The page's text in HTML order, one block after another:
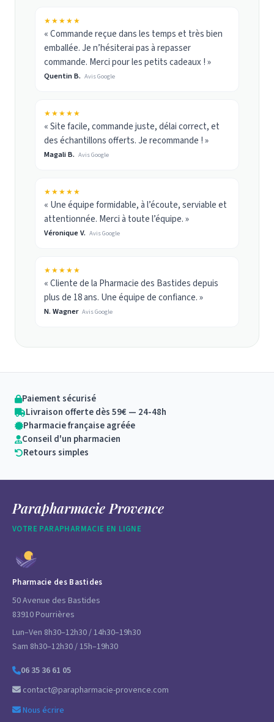
★★★★★
« Commande reçue dans les temps et très bien
emballée. Je n’hésiterai pas à repasser
commande. Merci pour les petits cadeaux ! »
Quentin B. Avis Google
★★★★★
« Site facile, commande juste, délai correct, et
des échantillons offerts. Je recommande ! »
Magali B. Avis Google
★★★★★
« Une équipe formidable, à l’écoute, serviable et
attentionnée. Merci à toute l’équipe. »
Véronique V. Avis Google
★★★★★
« Cliente de la Pharmacie des Bastides depuis
plus de 18 ans. Une équipe de confiance. »
N. Wagner Avis Google
Paiement sécurisé
Livraison offerte dès 59€ — 24-48h
Pharmacie française agréée
Conseil d'un pharmacien
Retours simples
Parapharmacie Provence
VOTRE PARAPHARMACIE EN LIGNE
Pharmacie des Bastides
50 Avenue des Bastides
83910 Pourrières
Lun–Ven 8h30–12h30 / 14h30–19h30
Sam 8h30–12h30 / 15h–19h30
06 35 36 61 05
contact@parapharmacie-provence.com
Nous écrire